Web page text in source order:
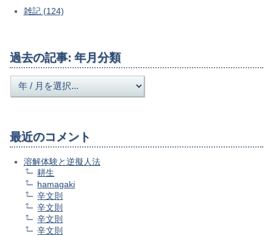
雑記 (124)
過去の記事: 年月分類
最近のコメント
溶解体験と逆擬人法
耕生
hamagaki
辛文則
辛文則
辛文則
辛文則